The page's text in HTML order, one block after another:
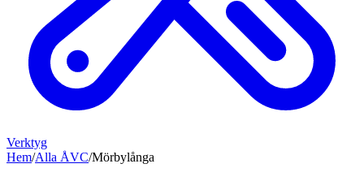
Verktyg
Hem/Alla ÅVC/Mörbylånga